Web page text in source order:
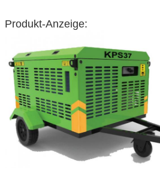
Produkt-Anzeige: